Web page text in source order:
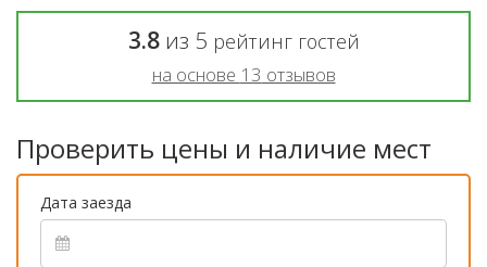
3.8из 5 рейтинг гостей
на основе 13 отзывов
Проверить цены и наличие мест
Дата заезда